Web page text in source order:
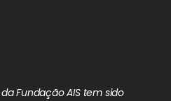
Fundação AIS tem sido